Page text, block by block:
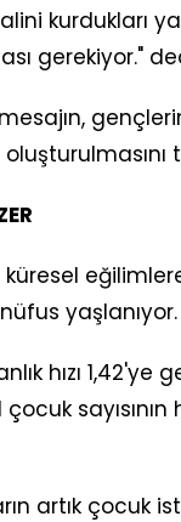
kurdukları
gerekiyor."
yaşlanıyor.
hızı 1,42'ye
artık çocuk